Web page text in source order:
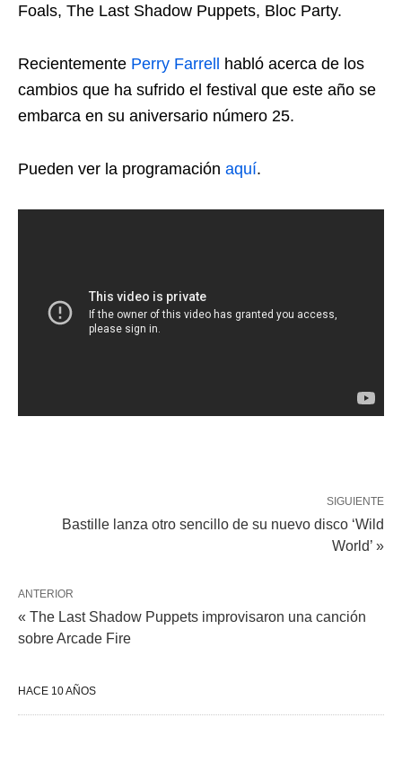
Foals, The Last Shadow Puppets, Bloc Party.
Recientemente Perry Farrell
habló acerca de los
cambios que ha sufrido el festival que este año se
embarca en su aniversario número 25.
Pueden ver la programación aquí.
SIGUIENTE
Bastille lanza otro sencillo de su nuevo disco ‘Wild
World’ »
ANTERIOR
« The Last Shadow Puppets improvisaron una canción
sobre Arcade Fire
HACE 10 AÑOS